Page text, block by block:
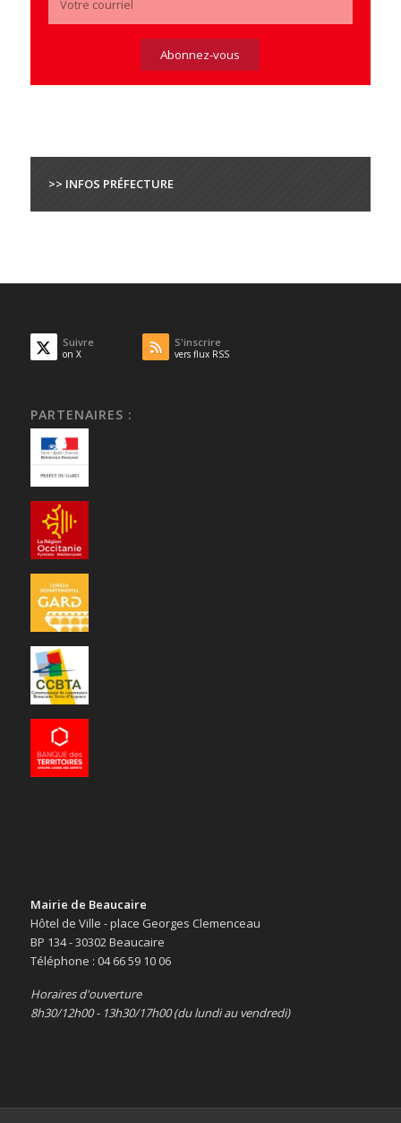
>> INFOS PRÉFECTURE
Suivre
on X
S'inscrire
vers flux RSS
PARTENAIRES :
Mairie de Beaucaire
Hôtel de Ville - place Georges Clemenceau
BP 134 - 30302 Beaucaire
Téléphone : 04 66 59 10 06
Horaires d'ouverture
8h30/12h00 - 13h30/17h00 (du lundi au vendredi)